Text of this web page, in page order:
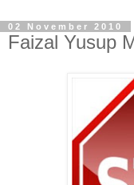
02 November 2010
Faizal Yusup